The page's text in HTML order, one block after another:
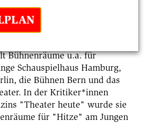
absolvierte sie ein Studium an
bildende Künste Hamburg in
bei Prof. Raimund Bauer.
Bühnenräume u.a. für
Schauspielhaus Hamburg,
die Bühnen Bern und das
In der Kritiker*innen
"Theater heute" wurde sie
für "Hitze" am Jungen